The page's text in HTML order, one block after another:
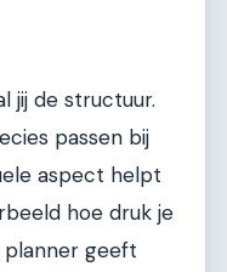
jij de structuur.
passen bij
aspect helpt
hoe druk je
planner geeft